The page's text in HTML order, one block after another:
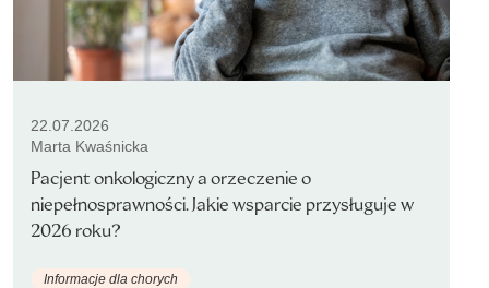
22.07.2026
Marta Kwaśnicka
Pacjent onkologiczny a orzeczenie o
niepełnosprawności. Jakie wsparcie przysługuje w
2026 roku?
Informacje dla chorych